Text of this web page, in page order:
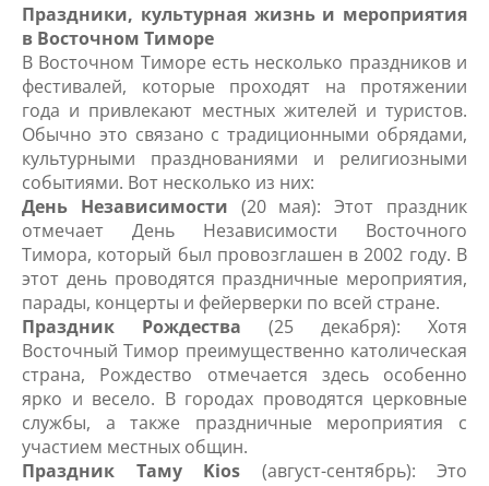
Праздники, культурная жизнь и мероприятия
в Восточном Тиморе
В Восточном Тиморе есть несколько праздников и
фестивалей, которые проходят на протяжении
года и привлекают местных жителей и туристов.
Обычно это связано с традиционными обрядами,
культурными празднованиями и религиозными
событиями. Вот несколько из них:
День Независимости (20 мая): Этот праздник
отмечает День Независимости Восточного
Тимора, который был провозглашен в 2002 году. В
этот день проводятся праздничные мероприятия,
парады, концерты и фейерверки по всей стране.
Праздник Рождества (25 декабря): Хотя
Восточный Тимор преимущественно католическая
страна, Рождество отмечается здесь особенно
ярко и весело. В городах проводятся церковные
службы, а также праздничные мероприятия с
участием местных общин.
Праздник Таму Kios (август-сентябрь): Это